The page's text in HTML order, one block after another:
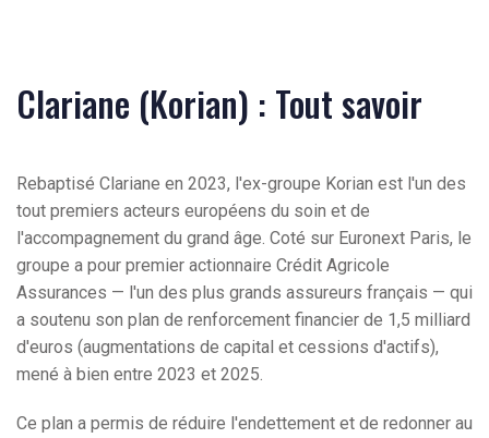
Clariane (Korian) : Tout savoir
Rebaptisé Clariane en 2023, l'ex-groupe Korian est l'un des
tout premiers acteurs européens du soin et de
l'accompagnement du grand âge. Coté sur Euronext Paris, le
groupe a pour premier actionnaire Crédit Agricole
Assurances — l'un des plus grands assureurs français — qui
a soutenu son plan de renforcement financier de 1,5 milliard
d'euros (augmentations de capital et cessions d'actifs),
mené à bien entre 2023 et 2025.
Ce plan a permis de réduire l'endettement et de redonner au